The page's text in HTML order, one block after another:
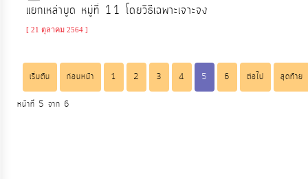
แยกเหล่าบูด หมู่ที่ 11 โดยวิธีเฉพาะเจาะจง
[ 21 ตุลาคม 2564 ]
เริ่มต้น ก่อนหน้า 1 2 3 4 5 6 ต่อไป สุดท้าย
หน้าที่ 5 จาก 6